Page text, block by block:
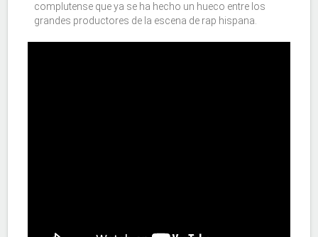
complutense que ya se ha hecho un hueco entre los
grandes productores de la escena de rap hispana.